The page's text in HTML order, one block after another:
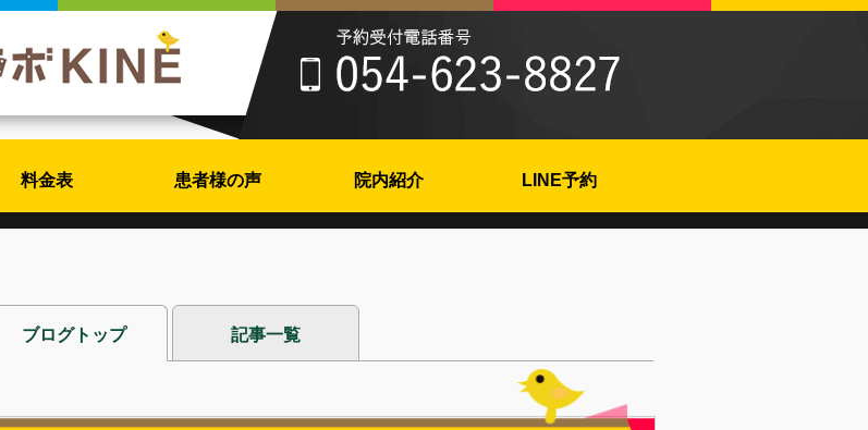
料金表 患者様の声 院内紹介 LINE予約
ブログトップ 記事一覧